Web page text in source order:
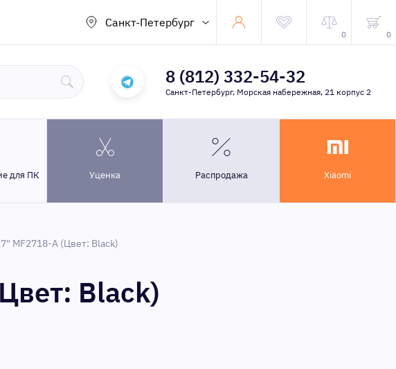
Санкт-Петербург
0 0
8 (812) 332-54-32
Санкт-Петербург, Морская набережная, 21 корпус 2
для ПК Уценка Распродажа Xiaomi
MF2718-A (Цвет: Black)
Black)